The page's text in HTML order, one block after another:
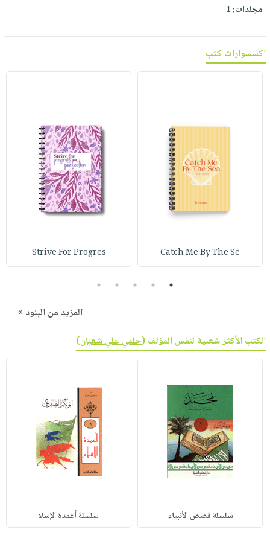
مجلدات:1
اكسسوارات كتب
Catch Me By The Se
Strive For Progres
1
2
3
4
5
المزيد من البنود »
الكتب الأكثر شعبية لنفس المؤلف (حلمي علي شعبان)
سلسلة قصص الأنبياء سلسلة أعمدة الإسلا